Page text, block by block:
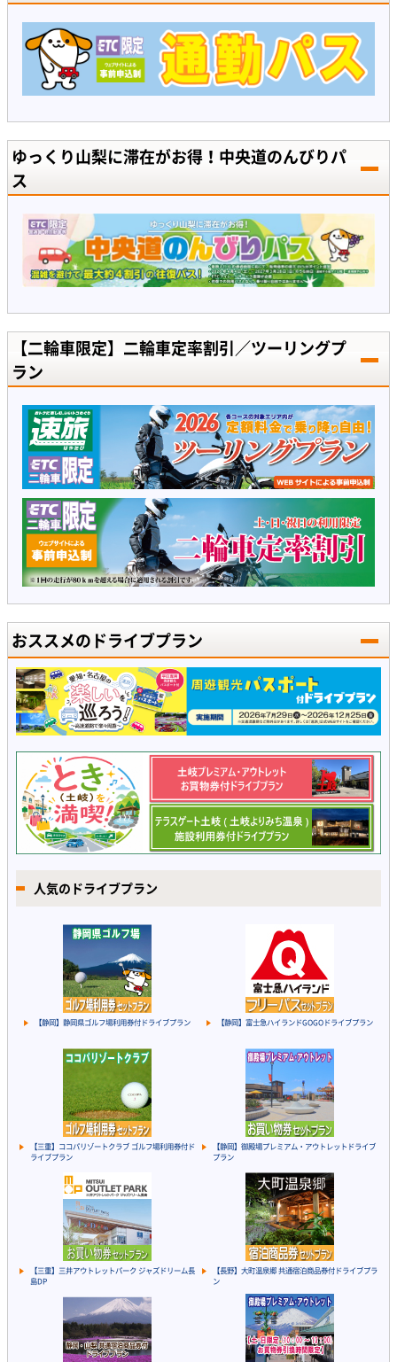
ゆっくり山梨に滞在がお得！中央道のんびりパ
ス
【二輪車限定】二輪車定率割引／ツーリングプ
ラン
おススメのドライブプラン
人気のドライブプラン
【静岡】静岡県ゴルフ場利用券付ドライブプラン 【静岡】富士急ハイランドGOGOドライブプラン
【三重】ココパリゾートクラブ ゴルフ場利用券付ド
ライブプラン
【静岡】御殿場プレミアム・アウトレットドライブ
プラン
【三重】三井アウトレットパーク ジャズドリーム長
島DP
【長野】大町温泉郷 共通宿泊商品券付ドライブプラ
ン